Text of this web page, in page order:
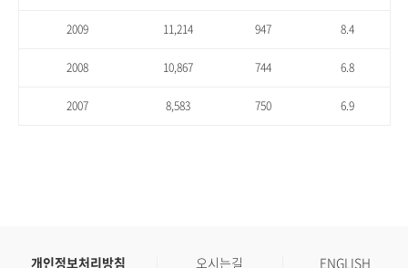
2009 11,214 947 8.4
2008 10,867 744 6.8
2007 8,583 750 6.9
개인정보처리방침 오시는길 ENGLISH